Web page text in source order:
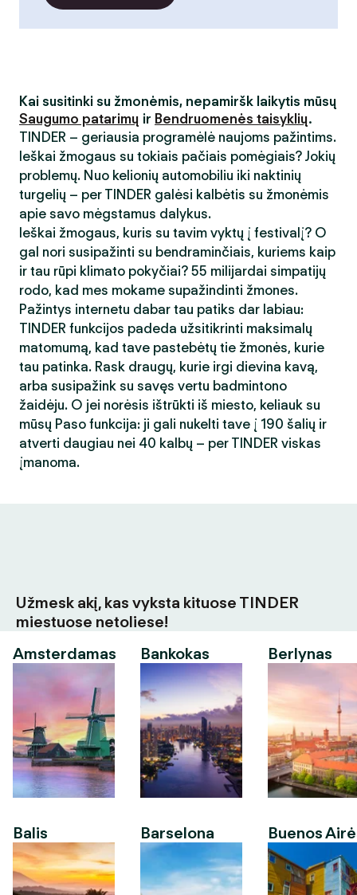
Kai susitinki su žmonėmis, nepamiršk laikytis mūsų
Saugumo patarimų ir Bendruomenės taisyklių.
TINDER – geriausia programėlė naujoms pažintims.
Ieškai žmogaus su tokiais pačiais pomėgiais? Jokių
problemų. Nuo kelionių automobiliu iki naktinių
turgelių – per TINDER galėsi kalbėtis su žmonėmis
apie savo mėgstamus dalykus.
Ieškai žmogaus, kuris su tavim vyktų į festivalį? O
gal nori susipažinti su bendraminčiais, kuriems kaip
ir tau rūpi klimato pokyčiai? 55 milijardai simpatijų
rodo, kad mes mokame supažindinti žmones.
Pažintys internetu dabar tau patiks dar labiau:
TINDER funkcijos padeda užsitikrinti maksimalų
matomumą, kad tave pastebėtų tie žmonės, kurie
tau patinka. Rask draugų, kurie irgi dievina kavą,
arba susipažink su savęs vertu badmintono
žaidėju. O jei norėsis ištrūkti iš miesto, keliauk su
mūsų Paso funkcija: ji gali nukelti tave į 190 šalių ir
atverti daugiau nei 40 kalbų – per TINDER viskas
įmanoma.
Užmesk akį, kas vyksta kituose TINDER
miestuose netoliese!
Amsterdamas
Balis
Bankokas
Barselona
Berlynas
Buenos